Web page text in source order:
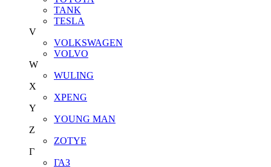
TANK
TESLA
V
VOLKSWAGEN
VOLVO
W
WULING
X
XPENG
Y
YOUNG MAN
Z
ZOTYE
Г
ГАЗ